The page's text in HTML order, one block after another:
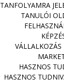
TANFOLYAMRA
TANULÓI
VÁLLALKOZÁS
HASZNOS
HASZNOS